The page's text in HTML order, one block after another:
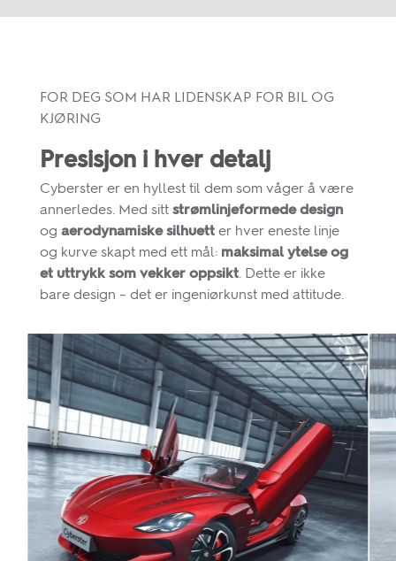
FOR DEG SOM HAR LIDENSKAP FOR BIL OG
KJØRING
Presisjon i hver detalj
Cyberster er en hyllest til dem som våger å være
annerledes. Med sitt strømlinjeformede design
og aerodynamiske silhuetter hver eneste linje
og kurve skapt med ett mål: maksimal ytelse og
et uttrykk som vekker oppsikt. Dette er ikke
bare design – det er ingeniørkunst med attitude.